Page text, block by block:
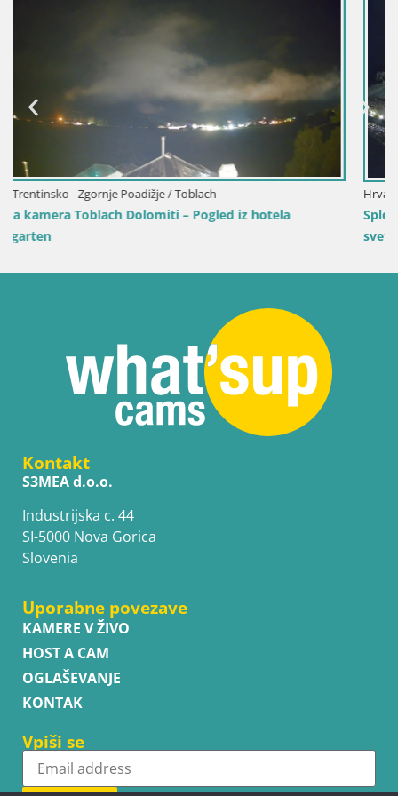
Hrvaška / Ličko-Senjska / Senj
Spletna kamera Senj pristanišče – Pogled na valobran in
Kontakt
S3MEA d.o.o.
Industrijska c. 44
SI-5000 Nova Gorica
Slovenia
Uporabne povezave
KAMERE V ŽIVO
HOST A CAM
OGLAŠEVANJE
KONTAK
Vpiši se